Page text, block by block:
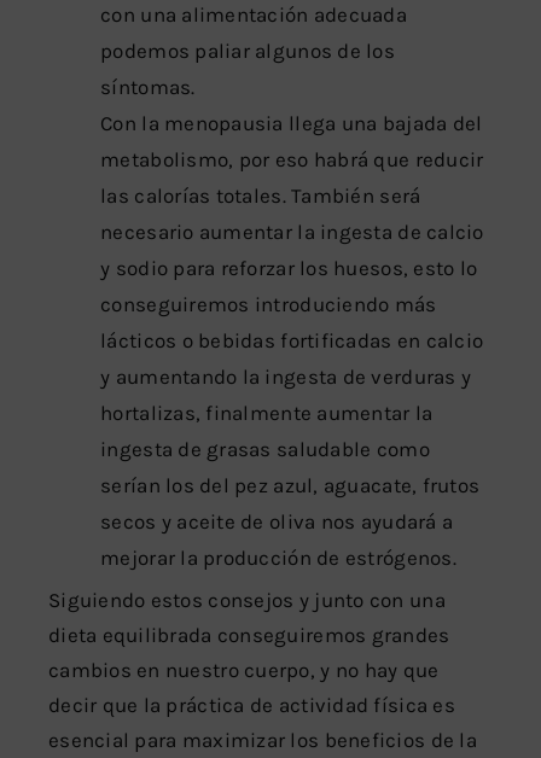
con una alimentación adecuada
podemos paliar algunos de los
síntomas.
Con la menopausia llega una bajada del
metabolismo, por eso habrá que reducir
las calorías totales. También será
necesario aumentar la ingesta de calcio
y sodio para reforzar los huesos, esto lo
conseguiremos introduciendo más
lácticos o bebidas fortificadas en calcio
y aumentando la ingesta de verduras y
hortalizas, finalmente aumentar la
ingesta de grasas saludable como
serían los del pez azul, aguacate, frutos
secos y aceite de oliva nos ayudará a
mejorar la producción de estrógenos.
Siguiendo estos consejos y junto con una
dieta equilibrada conseguiremos grandes
cambios en nuestro cuerpo, y no hay que
decir que la práctica de actividad física es
esencial para maximizar los beneficios de la